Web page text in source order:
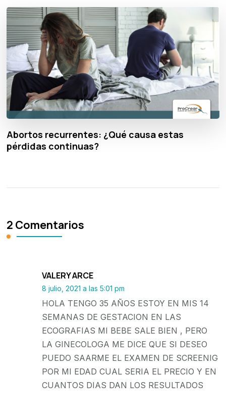
Abortos recurrentes: ¿Qué causa estas
pérdidas continuas?
2 Comentarios
VALERY ARCE
8 julio, 2021 a las 5:01 pm
HOLA TENGO 35 AÑOS ESTOY EN MIS 14
SEMANAS DE GESTACION EN LAS
ECOGRAFIAS MI BEBE SALE BIEN , PERO
LA GINECOLOGA ME DICE QUE SI DESEO
PUEDO SAARME EL EXAMEN DE SCREENIG
POR MI EDAD CUAL SERIA EL PRECIO Y EN
CUANTOS DIAS DAN LOS RESULTADOS